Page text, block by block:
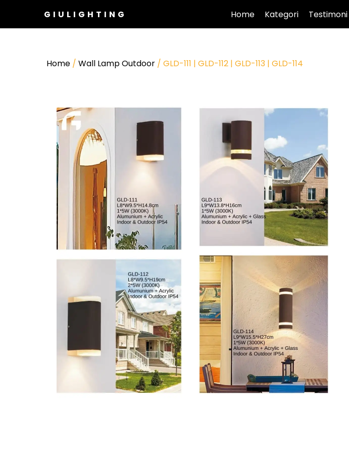
GIULIGHTING Home Kategori Testimoni
Home / Wall Lamp Outdoor / GLD-111 | GLD-112 | GLD-113 | GLD-114